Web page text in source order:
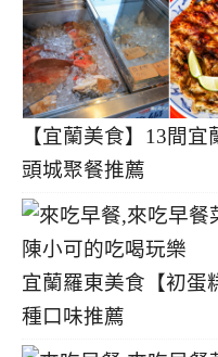
【宜蘭美食】13間
頭城聚餐推薦
宜蘭羅東美食【初蛋
種口味推薦